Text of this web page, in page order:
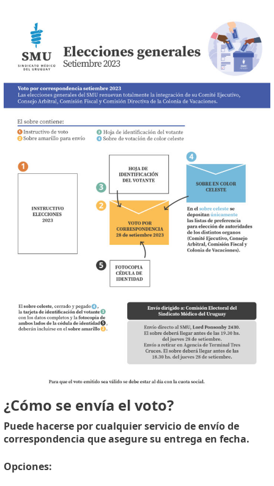
¿Cómo se envía el voto?
Puede hacerse por cualquier servicio de envío de
correspondencia que asegure su entrega en fecha.
Opciones: